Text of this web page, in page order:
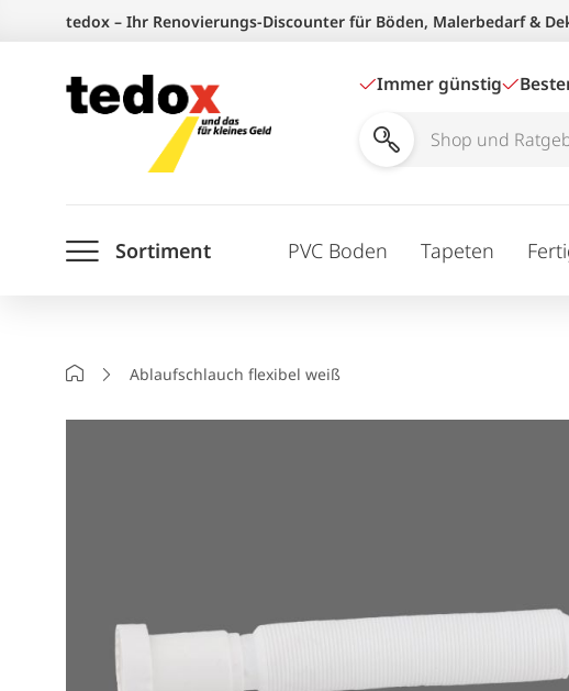
springen
tedox – Ihr Renovierungs-Discounter für Böden, Malerbedarf &
Immer günstig
Shop
durchsuchen
Sortiment PVC Boden Tapeten
StartseiteAblaufschlauch flexibel weiß